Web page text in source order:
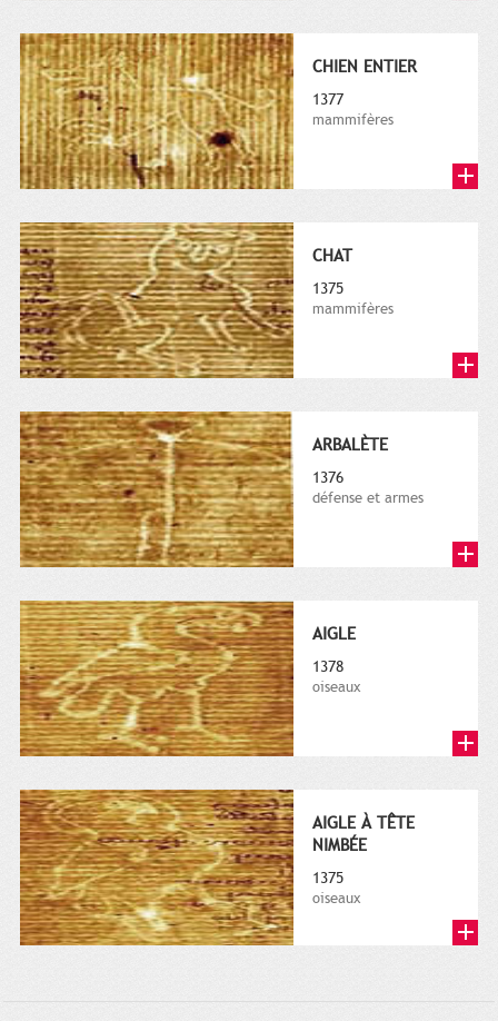
CHIEN ENTIER
1377
mammifères
CHAT
1375
mammifères
ARBALÈTE
1376
défense et armes
AIGLE
1378
oiseaux
AIGLE À TÊTE
NIMBÉE
1375
oiseaux